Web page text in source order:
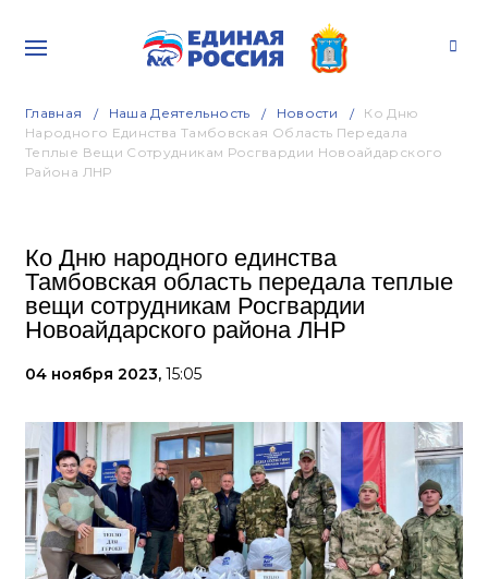
Главная Наша Деятельность Новости
Ко Дню
Народного Единства Тамбовская Область Передала
Теплые Вещи Сотрудникам Росгвардии Новоайдарского
Района ЛНР
Ко Дню народного единства
Тамбовская область передала теплые
вещи сотрудникам Росгвардии
Новоайдарского района ЛНР
04 ноября 2023, 15:05